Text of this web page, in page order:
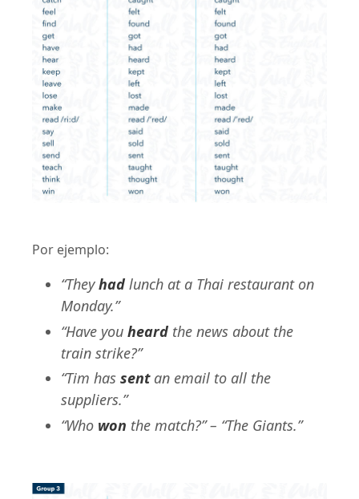
Por ejemplo:
“Theyhad lunch at a Thai restaurant on
Monday.”
“Have you heard the news about the
train strike?”
“Tim has sent an email to all the
suppliers.”
“Who won the match?” – “The Giants.”